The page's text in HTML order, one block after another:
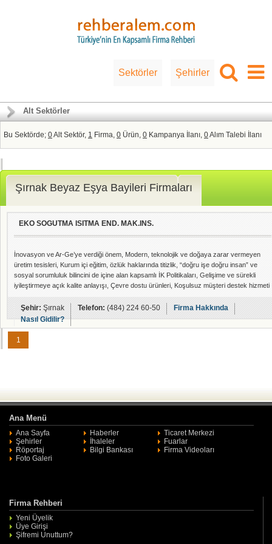
Sektörler Şehirler
Alt Sektörler
Bu Sektörde; 0Alt Sektör, 1 Firma, 0 Ürün, 0 Kampanya İlanı, 0Alım Talebi İlanı
Şırnak Beyaz Eşya Bayileri Firmaları
EKO SOGUTMA ISITMA END. MAK.INS.
İnovasyon ve Ar-Ge’ye verdiği önem, Modern, teknolojik ve doğaya zarar vermeyen
üretim tesisleri, Kurum içi eğitim, özlük haklarında titizlik, “doğru işe doğru insan” ve
sosyal sorumluluk bilincini de içine alan kapsamlı İK Politikaları, Gelişime ve sürekli
iyileştirmeye açık kalite anlayışı, Çevre dostu ürünleri, Koşulsuz müşteri destek hizmeti
ve yetkili servisleri ile hayata geçirdiği gerçek müşteri memnuniyeti bütününde
çalışmalarını sürdürür.
Şehir:Şırnak Telefon:(484) 224 60-50
Firma Hakkında
Nasıl Gidilir?
1
Ana Menü
Ana Sayfa Haberler
Ticaret Merkezi
Şehirler
İhaleler
Fuarlar
Röportaj
Bilgi Bankası
Firma Videoları
Foto Galeri
Firma Rehberi
Yeni Üyelik
Üye Girişi
Şifremi Unuttum?